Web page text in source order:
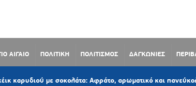
ΑΙΓΑΙΟ ΠΟΛΙΤΙΚΗ ΠΟΛΙΤΙΣΜΟΣ ΔΑΓΚΩΝΙΕΣ
με σοκολάτα: Αφράτο, αρωματικό και πανεύκολο